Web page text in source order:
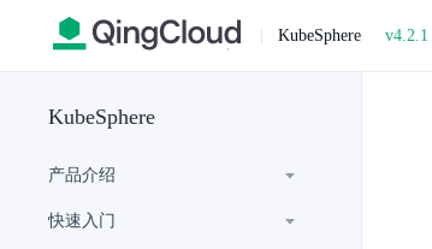
| KubeSphere v4.2.1
KubeSphere
产品介绍
快速入门